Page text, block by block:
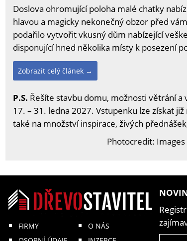
Doslova ohromující poloha malé chatky
hlavou a magicky nekonečný obzor před
podařilo vytvořit vkusný dům nabízející
disponující hned několika místy k posezení
Zobrazit celý článek →
P.S. Řešíte stavbu domu, možnosti větrání
17. – 31. ledna 2027. Vstupenku lze získat již
také na množství inspirace, živých
Photocredit:
FIRMY
O NÁS